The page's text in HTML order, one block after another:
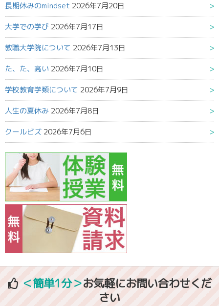
長期休みのmindset 2026年7月20日
大学での学び 2026年7月17日
教職大学院について 2026年7月13日
た、た、高い 2026年7月10日
学校教育学類について 2026年7月9日
人生の夏休み 2026年7月8日
クールビズ 2026年7月6日
＜簡単1分＞お気軽にお問い合わせくだ
さい